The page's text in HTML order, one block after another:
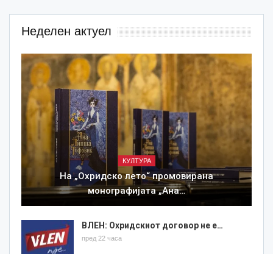
Неделен актуел
КУЛТУРА
На „Охридско лето“ промовирана
монографијата „Ана…
ВЛЕН: Охридскиот договор не е…
пред 22 часа